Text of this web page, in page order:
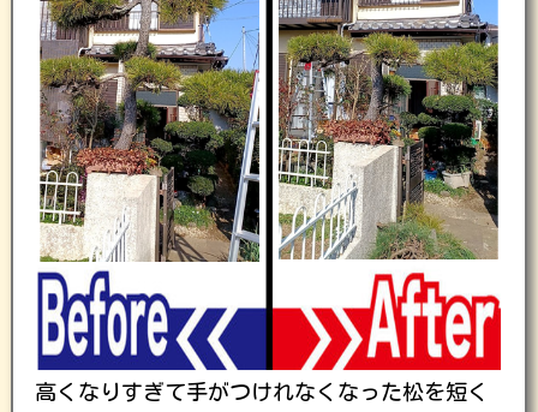
高くなりすぎて手がつけれなくなった松を短く